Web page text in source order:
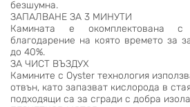
безшумна.
ЗАПАЛВАНЕ ЗА 3 МИНУТИ
Камината е окомплектована с
благодарение на която времето за
до 40%.
ЗА ЧИСТ ВЪЗДУХ
Камините с Oyster технология
отвън, като запазват кислорода в
подходящи са за сгради с добра